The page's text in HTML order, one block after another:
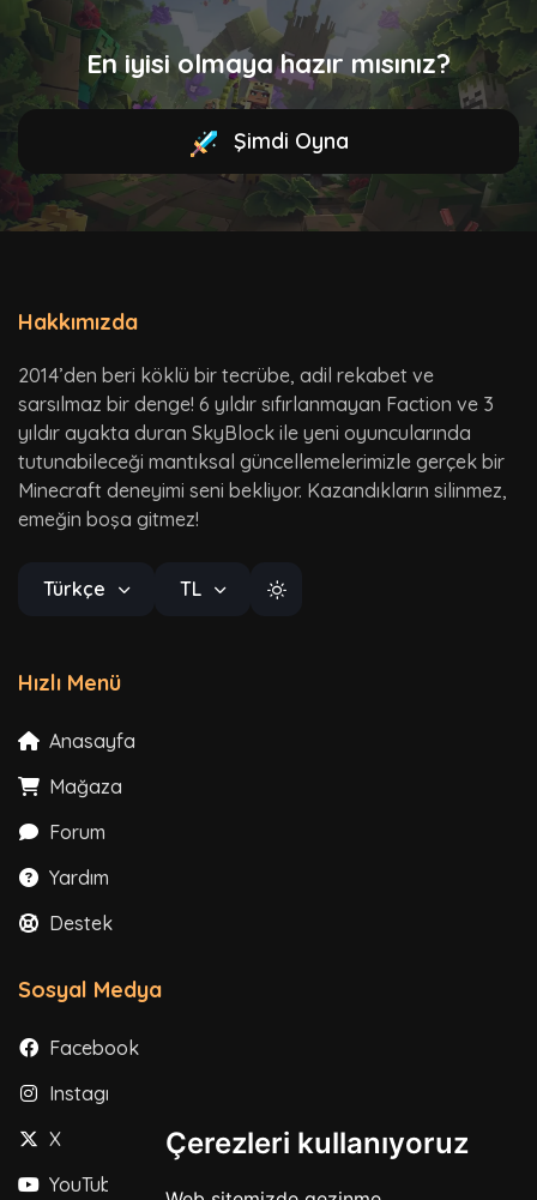
Çerezleri kullanıyoruz
En iyisi olmaya hazır mısınız?
Şimdi Oyna
Hakkımızda
2014’den beri köklü bir tecrübe, adil rekabet ve
sarsılmaz bir denge! 6 yıldır sıfırlanmayan Faction ve 3
yıldır ayakta duran SkyBlock ile yeni oyuncularında
tutunabileceği mantıksal güncellemelerimizle gerçek bir
Minecraft deneyimi seni bekliyor. Kazandıkların silinmez,
emeğin boşa gitmez!
Türkçe TL
Hızlı Menü
Anasayfa
Mağaza
Forum
Yardım
Destek
Sosyal Medya
Facebook
Instagram
X
YouTube